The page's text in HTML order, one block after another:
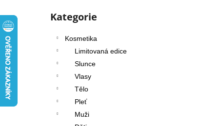
Přeskočit
kategorie
Kategorie
Kosmetika
Limitovaná edice
Slunce
Vlasy
Tělo
Pleť
Muži